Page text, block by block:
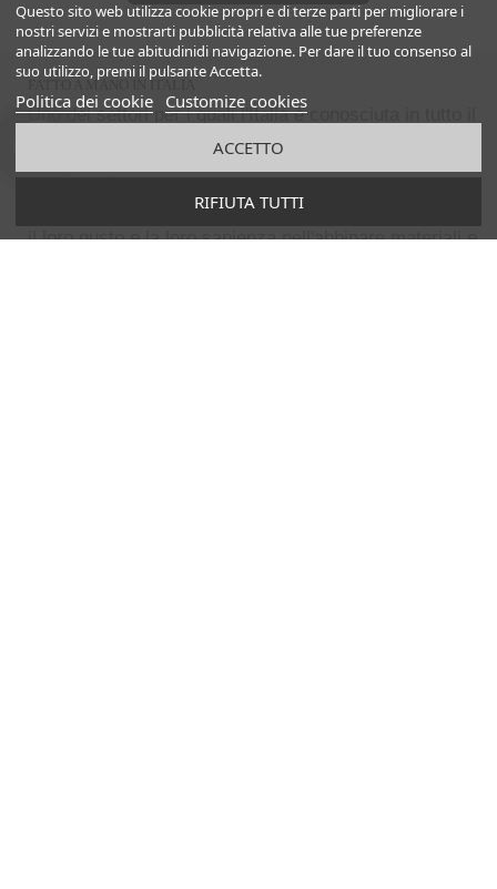
FATTO A MANO IN ITALIA
Uno dei settori per i quali l'Italia è conosciuta in tutto il
mondo è quello delle calzature:
sono apprezzati in tutto il mondo per
il loro gusto e la loro sapienza nell'abbinare materiali e
Questo sito web utilizza cookie propri e di terze parti per migliorare i
nostri servizi e mostrarti pubblicità relativa alle tue preferenze
analizzando le tue abitudinidi navigazione. Per dare il tuo consenso al
suo utilizzo, premi il pulsante Accetta.
Politica dei cookie Customize cookies
RIFIUTA TUTTI
ACCETTO